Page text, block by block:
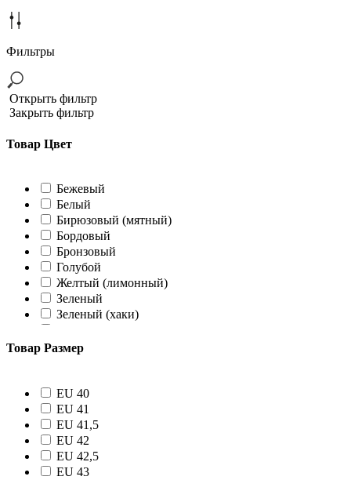
Фильтры
Открыть фильтр
Закрыть фильтр
Товар Цвет
Бежевый
Белый
Бирюзовый (мятный)
Бордовый
Бронзовый
Голубой
Желтый (лимонный)
Зеленый
Зеленый (хаки)
Коричневый
Небесный
Оливковый
Оранжевый
Розовый
Салатовый
Светло-розовый
Товар Размер
EU 40
EU 41
EU 41,5
EU 42
EU 42,5
EU 43